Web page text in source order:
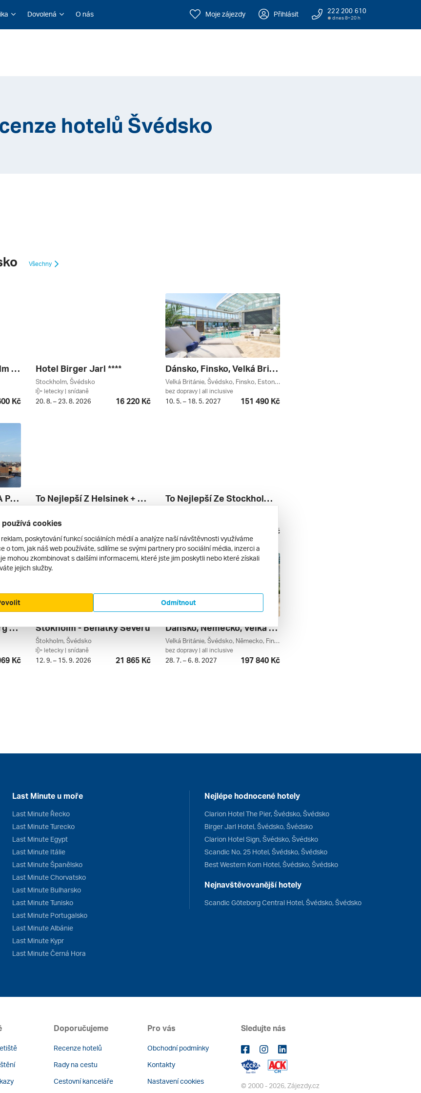
Dovolená O nás Moje zájezdy Přihlásit 222 200 610
dnes 8–20 h
hotelů Švédsko
Všechny
Clarion Hotel Stockholm ****+
Kč
Hotel Birger Jarl ****
Stockholm, Švédsko
letecky | snídaně
20. 8. – 23. 8. 2026 16 220 Kč
Dánsko, Finsko, Velká Británie, Estonsko, Švédsko Z Kodaně Na Lodi Explora Iv, Plavba S Bonusem ******
Velká Británie, Švédsko, Finsko, Estonsko, Dánsko
bez dopravy | all inclusive
10. 5. – 18. 5. 2027 151 490 Kč
Královský Stockholm A Palác Drottingholm ***
Kč
To Nejlepší Z Helsinek + Stockholm + Plavba Trajektem Baltským Mořem ***
letecky | snídaně
To Nejlepší Ze Stockholmu + Plavba Po Stockholmském Souostroví ***
17 990 Kč
Hotel Scandic Goteborg Central
Kč
Štokholm - Benátky Severu
Štokholm, Švédsko
letecky | snídaně
12. 9. – 15. 9. 2026 21 865 Kč
Dánsko, Německo, Velká Británie, Estonsko, Finsko, Švédsko Z Kodaně Na Lodi Explora Iv, Plavba S Bonusem ******
Velká Británie, Švédsko, Německo, Finsko, Estonsko, Dánsko
bez dopravy | all inclusive
28. 7. – 6. 8. 2027 197 840 Kč
Last Minute u moře
Last Minute Řecko
Last Minute Turecko
Last Minute Egypt
Last Minute Itálie
Last Minute Španělsko
Last Minute Chorvatsko
Last Minute Bulharsko
Last Minute Tunisko
Last Minute Portugalsko
Last Minute Albánie
Last Minute Kypr
Last Minute Černá Hora
Nejlépe hodnocené hotely
Clarion Hotel The Pier, Švédsko, Švédsko
Birger Jarl Hotel, Švédsko, Švédsko
Clarion Hotel Sign, Švédsko, Švédsko
Scandic No. 25 Hotel, Švédsko, Švédsko
Best Western Kom Hotel, Švédsko, Švédsko
Nejnavštěvovanější hotely
Scandic Göteborg Central Hotel, Švédsko, Švédsko
Doporučujeme
Recenze hotelů
Rady na cestu
Cestovní kanceláře
Pro vás
Obchodní podmínky
Kontakty
Nastavení cookies
Sledujte nás
© 2000 - 2026, Zájezdy.cz
cookies
poskytování funkcí sociálních médií a analýze naší návštěvnosti využíváme
o tom, jak náš web používáte, sdílíme se svými partnery pro sociální média, inzerci a
mohou zkombinovat s dalšími informacemi, které jste jim poskytli nebo které získali
jejich služby.
Odmítnout